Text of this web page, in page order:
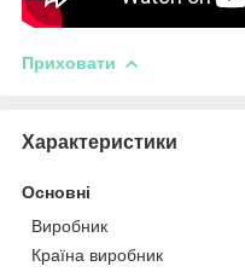
Приховати
Характеристики
Основні
Виробник
Країна виробник